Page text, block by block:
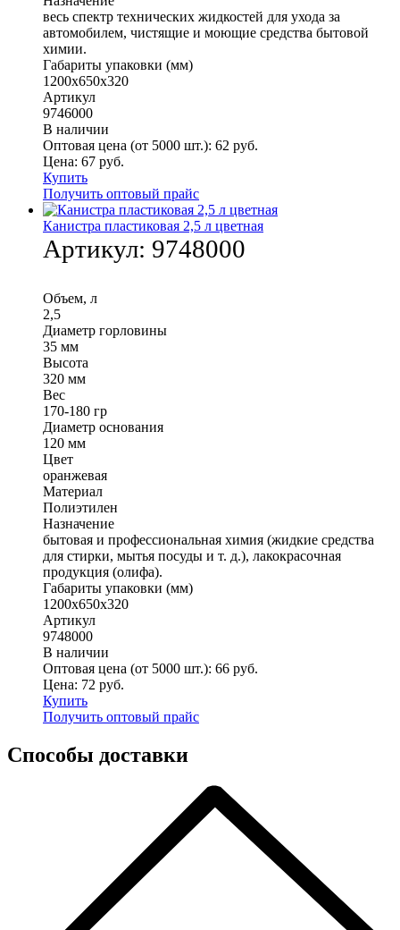
весь спектр технических жидкостей для ухода за
автомобилем, чистящие и моющие средства бытовой
химии.
Габариты упаковки (мм)
1200х650х320
Артикул
9746000
В наличии
Оптовая цена (от 5000 шт.): 62 руб.
Цена: 67 руб.
Купить
Получить оптовый прайс
Канистра пластиковая 2,5 л цветная
Артикул: 9748000
Объем, л
2,5
Диаметр горловины
35 мм
Высота
320 мм
Вес
170-180 гр
Диаметр основания
120 мм
Цвет
оранжевая
Материал
Полиэтилен
Назначение
бытовая и профессиональная химия (жидкие средства
для стирки, мытья посуды и т. д.), лакокрасочная
продукция (олифа).
Габариты упаковки (мм)
1200х650х320
Артикул
9748000
В наличии
Оптовая цена (от 5000 шт.): 66 руб.
Цена: 72 руб.
Купить
Получить оптовый прайс
Способы доставки